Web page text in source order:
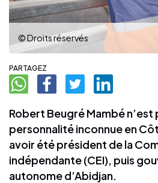
© Droits réservés
PARTAGEZ
Robert Beugré Mambé n’est
personnalité inconnue en
avoir été président de la
indépendante (CEI), puis
autonome d’Abidjan.